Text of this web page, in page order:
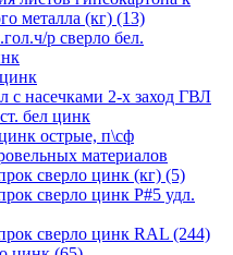
металла (кг) (13)
р сверло бел.
с насечками 2-х заход ГВЛ
бел цинк
острые, п\сф
материалов
сверло цинк (кг) (5)
сверло цинк P#5 удл.
сверло цинк RAL (244)